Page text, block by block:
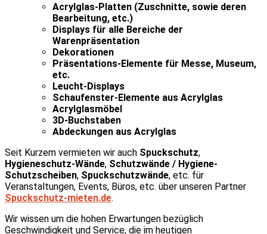
Acrylglas-Platten (Zuschnitte, sowie deren
Bearbeitung, etc.)
Displays für alle Bereiche der
Warenpräsentation
Dekorationen
Präsentations-Elemente für Messe, Museum,
etc.
Leucht-Displays
Schaufenster-Elemente aus Acrylglas
Acrylglasmöbel
3D-Buchstaben
Abdeckungen aus Acrylglas
Seit Kurzem vermieten wir auch Spuckschutz,
Hygieneschutz-Wände, Schutzwände / Hygiene-
Schutzscheiben, Spuckschutzwände, etc. für
Veranstaltungen, Events, Büros, etc. über unseren Partner
Spuckschutz-mieten.de.
Wir wissen um die hohen Erwartungen bezüglich
Geschwindigkeit und Service, die im heutigen